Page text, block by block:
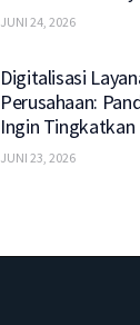
JUNI 24, 2026
Digitalisasi
Perusahaan:
Ingin
JUNI 23, 2026